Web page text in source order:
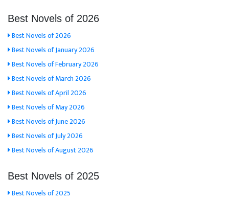
Best Novels of 2026
Best Novels of 2026
Best Novels of January 2026
Best Novels of February 2026
Best Novels of March 2026
Best Novels of April 2026
Best Novels of May 2026
Best Novels of June 2026
Best Novels of July 2026
Best Novels of August 2026
Best Novels of 2025
Best Novels of 2025